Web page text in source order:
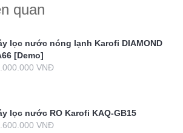
quan
lọc nước nóng lạnh Karofi DIAMOND
[Demo]
VNĐ
lọc nước RO Karofi KAQ-GB15
VNĐ